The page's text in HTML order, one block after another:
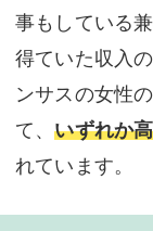
事もしている
得ていた収入
ンサスの女性
て、いずれか
れています。